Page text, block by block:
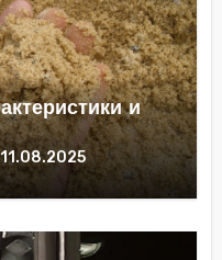
и
11.08.2025